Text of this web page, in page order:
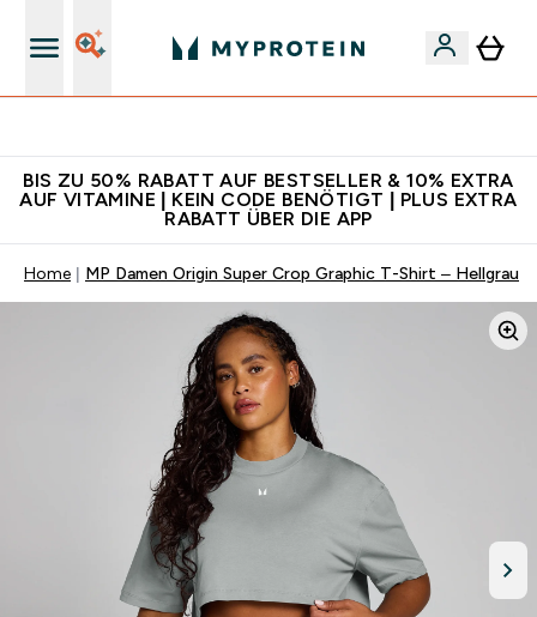
BIS ZU 50% RABATT AUF BESTSELLER & 10% EXTRA
AUF VITAMINE | KEIN CODE BENÖTIGT | PLUS EXTRA
RABATT ÜBER DIE APP
Home MP Damen Origin Super Crop Graphic T-Shirt – Hellgrau